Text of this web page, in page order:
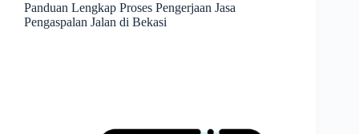
Panduan Lengkap Proses Pengerjaan Jasa
Pengaspalan Jalan di Bekasi